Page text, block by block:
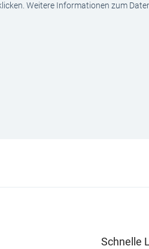
Weitere Informationen zum
Schnelle